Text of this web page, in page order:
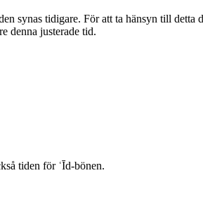
synas tidigare. För att ta hänsyn till
denna justerade tid.
tiden för ʿĪd-bönen.